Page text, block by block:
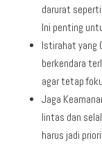
darurat
Ini penting
Istirahat yang
berkendara
agar tetap
Jaga
lintas dan
harus jadi